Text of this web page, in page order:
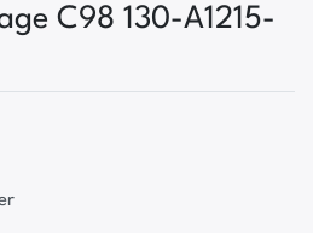
C98 130-A1215-